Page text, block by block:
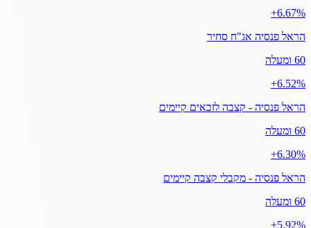
‎+6.67%
הראל פנסיה אג"ח סחיר
60 ומעלה
‎+6.52%
הראל פנסיה - קצבה לזכאים קיימים
60 ומעלה
‎+6.30%
הראל פנסיה - מקבלי קצבה קיימים
60 ומעלה
‎+5.92%